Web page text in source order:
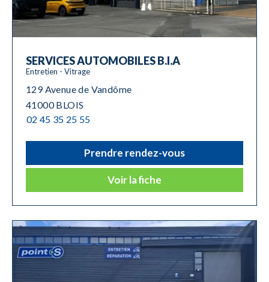
SERVICES AUTOMOBILES B.I.A
Entretien - Vitrage
129 Avenue de Vandôme
41000 BLOIS
02 45 35 25 55
Prendre rendez-vous
Voir la fiche